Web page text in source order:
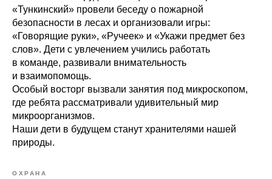
«Тункинский» провели беседу о пожарной
безопасности в лесах и организовали игры:
«Говорящие руки», «Ручеек» и «Укажи предмет без
слов». Дети с увлечением учились работать
в команде, развивали внимательность
и взаимопомощь.
Особый восторг вызвали занятия под микроскопом,
где ребята рассматривали удивительный мир
микроорганизмов.
Наши дети в будущем станут хранителями нашей
природы.
ОХРАНА